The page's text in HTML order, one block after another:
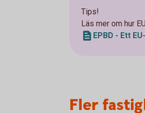
Tips!
Läs mer om hur
EPBD - Ett
Fler